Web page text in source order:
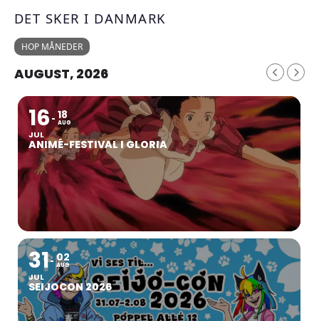
DET SKER I DANMARK
HOP MÅNEDER
AUGUST, 2026
16
JUL
18
AUG
ANIMÉ-FESTIVAL I GLORIA
31
JUL
02
AUG
SEIJOCON 2026